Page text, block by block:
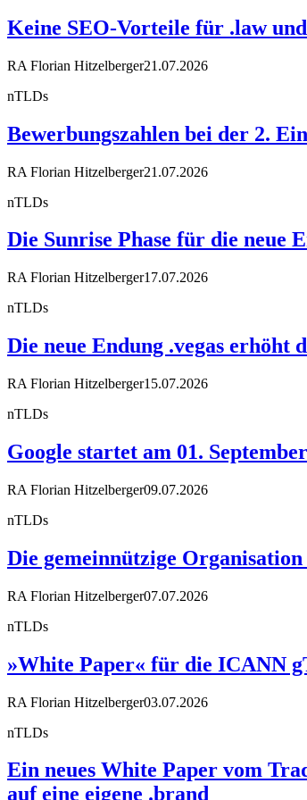
Keine SEO-Vorteile für .law
RA Florian Hitzelberger21.07.2026
nTLDs
Bewerbungszahlen bei der 2.
RA Florian Hitzelberger21.07.2026
nTLDs
Die Sunrise Phase für die neue
RA Florian Hitzelberger17.07.2026
nTLDs
Die neue Endung .vegas
RA Florian Hitzelberger15.07.2026
nTLDs
Google startet am 01.
RA Florian Hitzelberger09.07.2026
nTLDs
Die gemeinnützige
RA Florian Hitzelberger07.07.2026
nTLDs
»White Paper« für die ICANN
RA Florian Hitzelberger03.07.2026
nTLDs
Ein neues White Paper vom
auf eine eigene .brand